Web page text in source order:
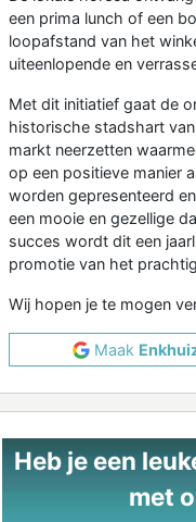
een prima lunch of een
loopafstand van het
uiteenlopende en
Met dit initiatief gaat de
historische stadshart
markt neerzetten
op een positieve manier
worden gepresenteerd
een mooie en gezellige
succes wordt dit een
promotie van het
Wij hopen je te mogen
Maak
Heb je een
met